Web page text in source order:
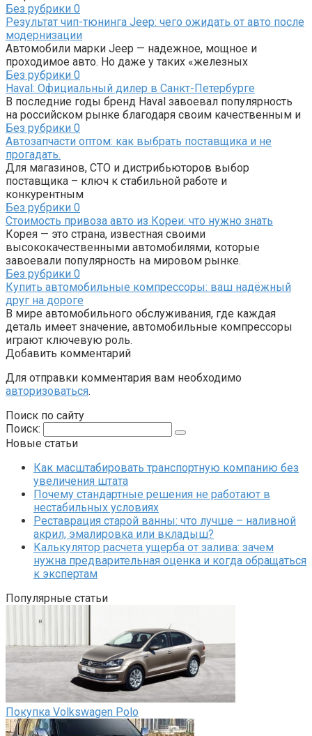
Без рубрики 0
Результат чип-тюнинга Jeep: чего ожидать от авто после
модернизации
Автомобили марки Jeep — надежное, мощное и
проходимое авто. Но даже у таких «железных
Без рубрики 0
Haval: Официальный дилер в Санкт-Петербурге
В последние годы бренд Haval завоевал популярность
на российском рынке благодаря своим качественным и
Без рубрики 0
Автозапчасти оптом: как выбрать поставщика и не
прогадать.
Для магазинов, СТО и дистрибьюторов выбор
поставщика – ключ к стабильной работе и
конкурентным
Без рубрики 0
Стоимость привоза авто из Кореи: что нужно знать
Корея — это страна, известная своими
высококачественными автомобилями, которые
завоевали популярность на мировом рынке.
Без рубрики 0
Купить автомобильные компрессоры: ваш надёжный
друг на дороге
В мире автомобильного обслуживания, где каждая
деталь имеет значение, автомобильные компрессоры
играют ключевую роль.
Добавить комментарий
Для отправки комментария вам необходимо
авторизоваться.
Поиск по сайту
Поиск:
Новые статьи
Как масштабировать транспортную компанию без
увеличения штата
Почему стандартные решения не работают в
нестабильных условиях
Реставрация старой ванны: что лучше – наливной
акрил, эмалировка или вкладыш?
Калькулятор расчета ущерба от залива: зачем
нужна предварительная оценка и когда обращаться
к экспертам
Популярные статьи
Покупка Volkswagen Polo